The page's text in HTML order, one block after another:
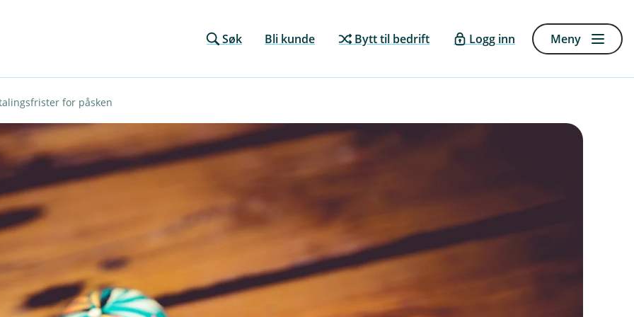
Søk Bli kunde Bytt til bedrift Logg inn Meny
for påsken